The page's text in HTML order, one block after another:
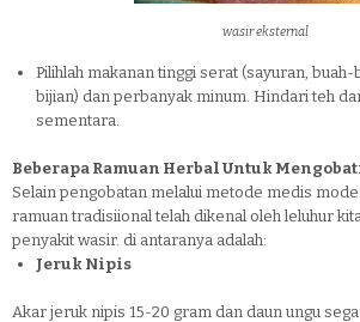
wasir eksternal
Pilihlah makanan tinggi serat (sayuran, buah-
bijian) dan perbanyak minum. Hindari teh
sementara.
Beberapa Ramuan Herbal Untuk
Selain pengobatan melalui metode medis
ramuan tradisiional telah dikenal oleh leluhur
penyakit wasir. di antaranya adalah:
Jeruk Nipis
Akar jeruk nipis 15-20 gram dan daun ungu